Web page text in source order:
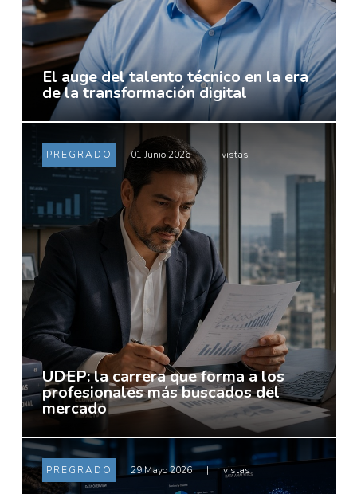
El auge del talento técnico en la era
de la transformación digital
PREGRADO 01 Junio 2026 | vistas
UDEP: la carrera que forma a los
profesionales más buscados del
mercado
PREGRADO 29 Mayo 2026 | vistas